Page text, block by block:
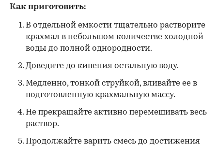
Как приготовить:
В отдельной емкости тщательно растворите
крахмал в небольшом количестве холодной
воды до полной однородности.
Доведите до кипения остальную воду.
Медленно, тонкой струйкой, вливайте ее в
подготовленную крахмальную массу.
Не прекращайте активно перемешивать весь
раствор.
Продолжайте варить смесь до достижения